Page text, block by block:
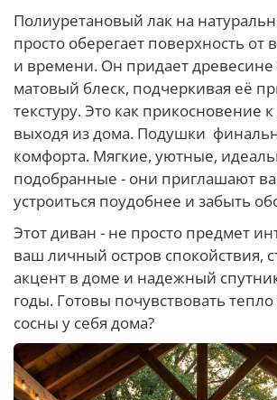
Полиуретановый лак на
просто оберегает поверхность от
и времени. Он придает
матовый блеск, подчеркивая её
текстуру. Это как прикосновение к
выходя из дома. Подушки
комфорта. Мягкие, уютные,
подобранные - они приглашают
устроиться поудобнее и забыть
Этот диван - не просто предмет
ваш личный остров спокойствия,
акцент в доме и надежный
годы. Готовы почувствовать
сосны у себя дома?